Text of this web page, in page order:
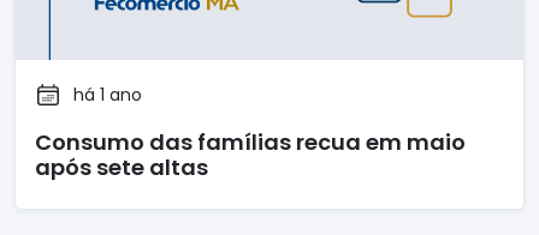
há 1 ano
Consumo das famílias recua em maio
após sete altas